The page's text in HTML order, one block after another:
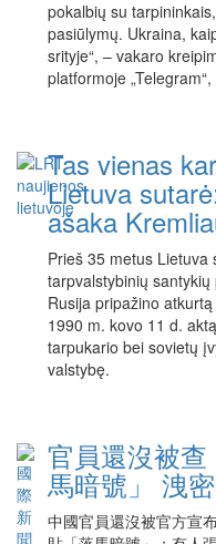
pokalbių su
pasiūlymų. Ukraina,
srityje“, – vakaro
platformoje
Tas vienas
Lietuva
ašaka
Prieš 35 metus
tarpvalstybinių
Rusija pripažino
1990 m. kovo 11 d.
tarpukario bei sovietų
valstybę.
官員還沒被
馬暗號」 洩
中國官員還沒被官方宣